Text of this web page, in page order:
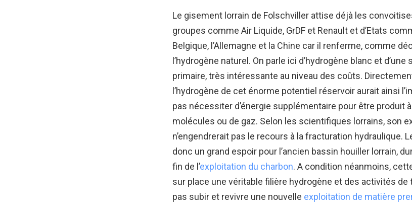
Le gisement lorrain de Folschviller attise déjà les
groupes comme Air Liquide, GrDF et Renault et d’Etats
Belgique, l’Allemagne et la Chine car il renferme, comme
l’hydrogène naturel. On parle ici d’hydrogène blanc et d’une
primaire, très intéressante au niveau des coûts.
l’hydrogène de cet énorme potentiel réservoir aurait ainsi
pas nécessiter d’énergie supplémentaire pour être produit à
molécules ou de gaz. Selon les scientifiques lorrains, son
n’engendrerait pas le recours à la fracturation hydraulique.
donc un grand espoir pour l’ancien bassin houiller lorrain,
fin de l’exploitation du charbon. A condition néanmoins,
sur place une véritable filière hydrogène et des activités
pas subir et revivre une nouvelle exploitation de matière